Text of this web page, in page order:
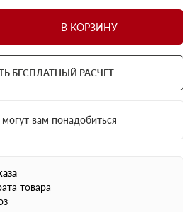
В КОРЗИНУ
БЕСПЛАТНЫЙ РАСЧЕТ
вам понадобиться
товара